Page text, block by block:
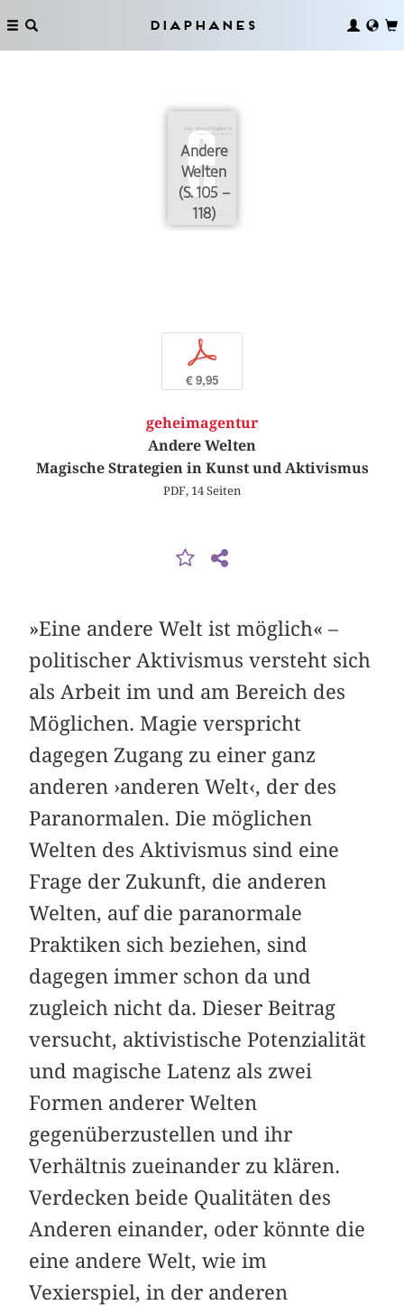
Diaphanes
Andere
Welten
(S. 105 –
118)
p
€ 9,95
geheimagentur
Andere Welten
Magische Strategien in Kunst und Aktivismus
PDF, 14 Seiten
»Eine andere Welt ist möglich« –
politischer Aktivismus versteht sich
als Arbeit im und am Bereich des
Möglichen. Magie verspricht
dagegen Zugang zu einer ganz
anderen ›anderen Welt‹, der des
Paranormalen. Die möglichen
Welten des Aktivismus sind eine
Frage der Zukunft, die anderen
Welten, auf die paranormale
Praktiken sich beziehen, sind
dagegen immer schon da und
zugleich nicht da. Dieser Beitrag
versucht, aktivistische Potenzialität
und magische Latenz als zwei
Formen anderer Welten
gegenüberzustellen und ihr
Verhältnis zueinander zu klären.
Verdecken beide Qualitäten des
Anderen einander, oder könnte die
eine andere Welt, wie im
Vexierspiel, in der anderen